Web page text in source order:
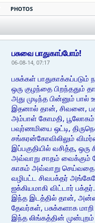
PHOTOS
பசுவை பாதுகாப்போம்!
06-08-14, 07:17
பசுக்கள்
ஒரு குழந்தை பிறந்ததும்
அது முடிந்த பின்னும்
இதனால் தான், சிவனை,
அம்பாள் கோமதி, பூலோகம்
பவுர்ணமியை ஒட்டி,
சங்கரன்கோவிலிலும்
இப்பகுதியில் வசித்த,
அவ்வாறு சாதம் வைக்கும்
காகம் அவ்வாறு செய்வதை
வழிபட்ட சிவபக்தர்
ஐக்கியமாகி விட்டார்
இந்த இடத்தில் தான்,
தேவர்கள், பசுக்களாக
இந்த லிங்கத்தின்